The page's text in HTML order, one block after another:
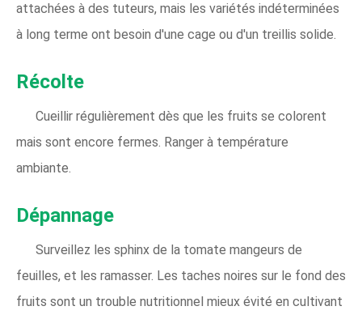
attachées à des tuteurs, mais les variétés indéterminées
à long terme ont besoin d'une cage ou d'un treillis solide.
Récolte
Cueillir régulièrement dès que les fruits se colorent
mais sont encore fermes. Ranger à température
ambiante.
Dépannage
Surveillez les sphinx de la tomate mangeurs de
feuilles, et les ramasser. Les taches noires sur le fond des
fruits sont un trouble nutritionnel mieux évité en cultivant